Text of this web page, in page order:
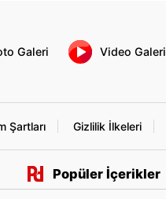
Galeri Video Galeri
Şartları Gizlilik İlkeleri
Popüler İçerikler